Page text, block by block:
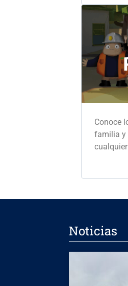
Conoce
familia y
Noticias